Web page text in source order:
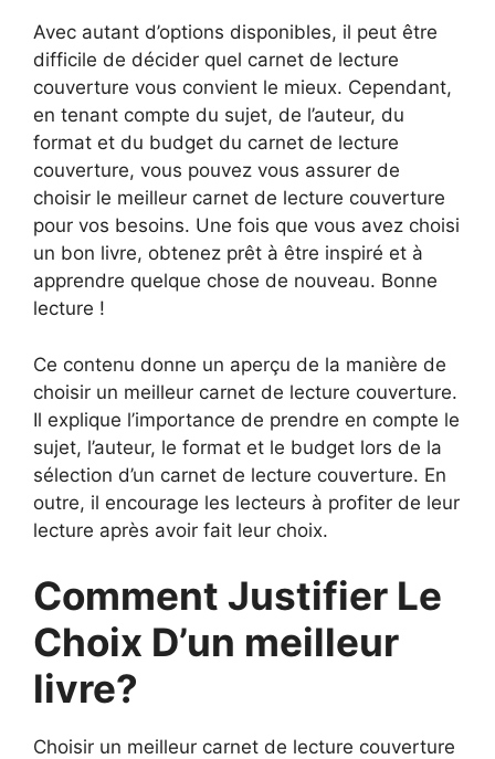
Avec autant d’options disponibles, il peut être
difficile de décider quel carnet de lecture
couverture vous convient le mieux. Cependant,
en tenant compte du sujet, de l’auteur, du
format et du budget du carnet de lecture
couverture, vous pouvez vous assurer de
choisir le meilleur carnet de lecture couverture
pour vos besoins. Une fois que vous avez choisi
un bon livre, obtenez prêt à être inspiré et à
apprendre quelque chose de nouveau. Bonne
lecture !
Ce contenu donne un aperçu de la manière de
choisir un meilleur carnet de lecture couverture.
Il explique l’importance de prendre en compte le
sujet, l’auteur, le format et le budget lors de la
sélection d’un carnet de lecture couverture. En
outre, il encourage les lecteurs à profiter de leur
lecture après avoir fait leur choix.
Comment Justifier Le
Choix D’un meilleur
livre?
Choisir un meilleur carnet de lecture couverture